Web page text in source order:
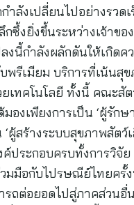
ำลังเปลี่ยนไปอย่างรวดเ
ซึ้งยิ่งขึ้นระหว่างเจ้าขอ
งนี้กำลังผลักดันให้เกิดค
รีเมียม บริการที่เน้นสุ
เทคโนโลยี ทั้งนี้ คณะสั
องเพียงการเป็น ‘ผู้รักษ
ผู้สร้างระบบสุขภาพสัตว์
ประกอบครบทั้งการวิจัย
วมมือกับไปรษณีย์ไทยครั้
ถต่อยอดไปสู่ภาคส่วนอื่